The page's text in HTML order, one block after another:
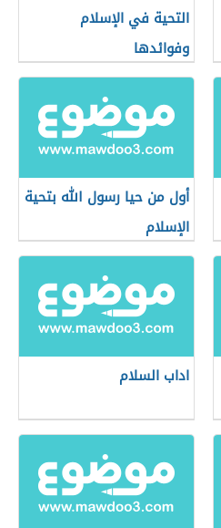
التحية في الإسلام
وفوائدها
أول من حيا رسول الله بتحية
الإسلام
اداب السلام